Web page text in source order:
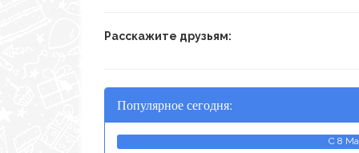
Расскажите друзьям:
Популярное сегодня:
С 8